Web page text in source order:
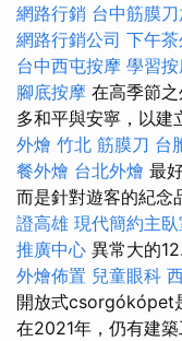
網路行銷 台中筋膜
網路行銷公司 下午
台中西屯按摩 學習
腳底按摩 在高季節
多和平與安寧，以建
外燴 竹北 筋膜刀 台
餐外燴 台北外燴 最
而是針對遊客的紀念
證高雄 現代簡約主
推廣中心 異常大的
外燴佈置 兒童眼科
開放式csorgókópet
在2021年，仍有建